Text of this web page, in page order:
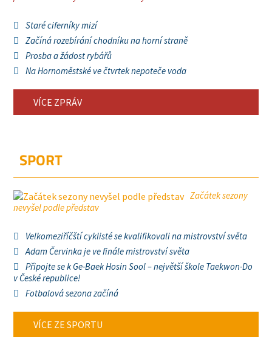
Staré ciferníky mizí
Začíná rozebírání chodníku na horní straně
Prosba a žádost rybářů
Na Hornoměstské ve čtvrtek nepoteče voda
VÍCE ZPRÁV
SPORT
Začátek sezony
nevyšel podle představ
Velkomeziříčští cyklisté se kvalifikovali na mistrovství světa
Adam Červinka je ve finále mistrovství světa
Připojte se k Ge-Baek Hosin Sool – největší škole Taekwon-Do
v České republice!
Fotbalová sezona začíná
VÍCE ZE SPORTU